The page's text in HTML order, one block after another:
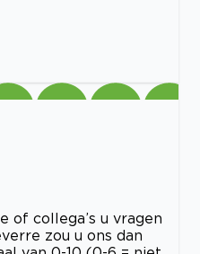
of collega’s u vragen
zou u ons dan